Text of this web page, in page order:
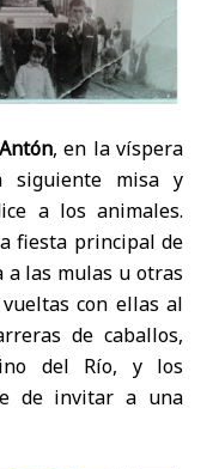
, en la víspera
siguiente misa y
a los animales.
fiesta principal de
a las mulas u otras
con ellas al
de caballos,
del Río, y los
de invitar a una